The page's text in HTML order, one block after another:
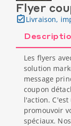
Flyer
Livraison,
Les flyers
solution
message
coupon
l'action.
promouvoir
spéciaux.